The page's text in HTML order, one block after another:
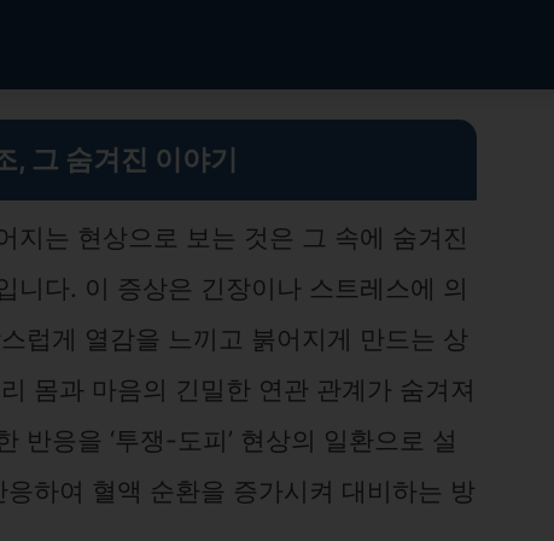
, 그 숨겨진 이야기
지는 현상으로 보는 것은 그 속에 숨겨진
니다. 이 증상은 긴장이나 스트레스에 의
럽게 열감을 느끼고 붉어지게 만드는 상
몸과 마음의 긴밀한 연관 관계가 숨겨져
반응을 ‘투쟁-도피’ 현상의 일환으로 설
하여 혈액 순환을 증가시켜 대비하는 방